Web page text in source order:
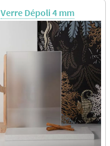
Verre Dépoli 4 mm